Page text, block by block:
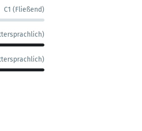
C1 (Fließend)